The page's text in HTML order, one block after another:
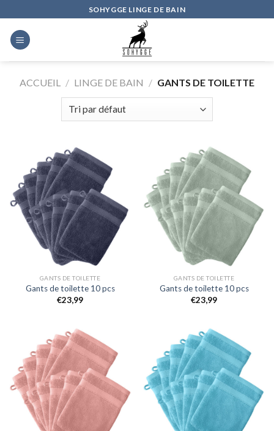
content
SOHYGGE LINGE DE BAIN
ACCUEIL / LINGE DE BAIN / GANTS DE TOILETTE
GANTS DE TOILETTE
Gants de toilette 10 pcs
€23,99
GANTS DE TOILETTE
Gants de toilette 10 pcs
€23,99